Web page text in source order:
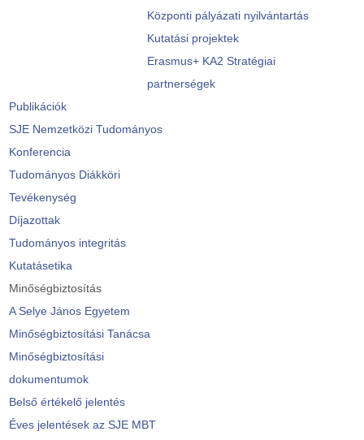
Központi pályázati nyilvántartás
Kutatási projektek
Erasmus+ KA2 Stratégiai
partnerségek
Publikációk
SJE Nemzetközi Tudományos
Konferencia
Tudományos Diákköri
Tevékenység
Díjazottak
Tudományos integritás
Kutatásetika
Minőségbiztosítás
A Selye János Egyetem
Minőségbiztosítási Tanácsa
Minőségbiztosítási
dokumentumok
Belső értékelő jelentés
Éves jelentések az SJE MBT